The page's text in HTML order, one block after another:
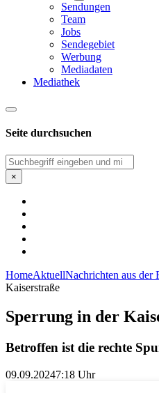
Sendungen
Team
Jobs
Sendegebiet
Werbung
Mediadaten
Mediathek
Seite durchsuchen
Suchen
×
HomeAktuellNachrichten aus der
Kaiserstraße
Sperrung in der
Betroffen ist die rechte
09.09.20247:18 Uhr